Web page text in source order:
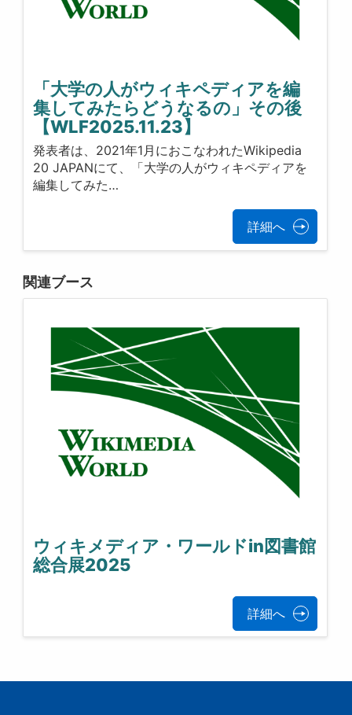
「大学の人がウィキペディアを編
集してみたらどうなるの」その後
【WLF2025.11.23】
発表者は、2021年1月におこなわれたWikipedia
20 JAPANにて、「大学の人がウィキペディアを
編集してみた…
詳細へ
関連ブース
ウィキメディア・ワールドin図書館
総合展2025
詳細へ